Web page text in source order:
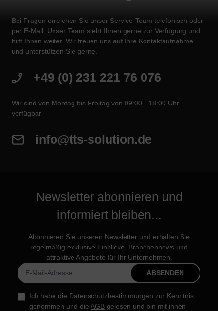
Bei Fragen erreichen Sie unser Service-Team telefonisch oder
per E-Mail. Unser Team steht Ihnen gerne zur Verfügung und
hilft Ihnen weiter. Wir freuen uns auf Ihre Kontaktaufnahme
und unterstützen Sie gerne.
+49 (0) 231 221 76 076
Wir sind von Montag bis Freitag von 09:00 - 18:00 Uhr
verfügbar
info@tts-solution.de
Newsletter abonnieren und
informiert bleiben...
Abonnieren Sie unseren Newsletter und erhalten Sie
regelmäßig exklusive Einblicke, Branchennews und
attraktive Angebote für Ihr Unternehmen.
ABSENDEN
Ich habe die Datenschutzbestimmungen zur Kenntnis
genommen und die AGB gelesen und bin mit ihnen